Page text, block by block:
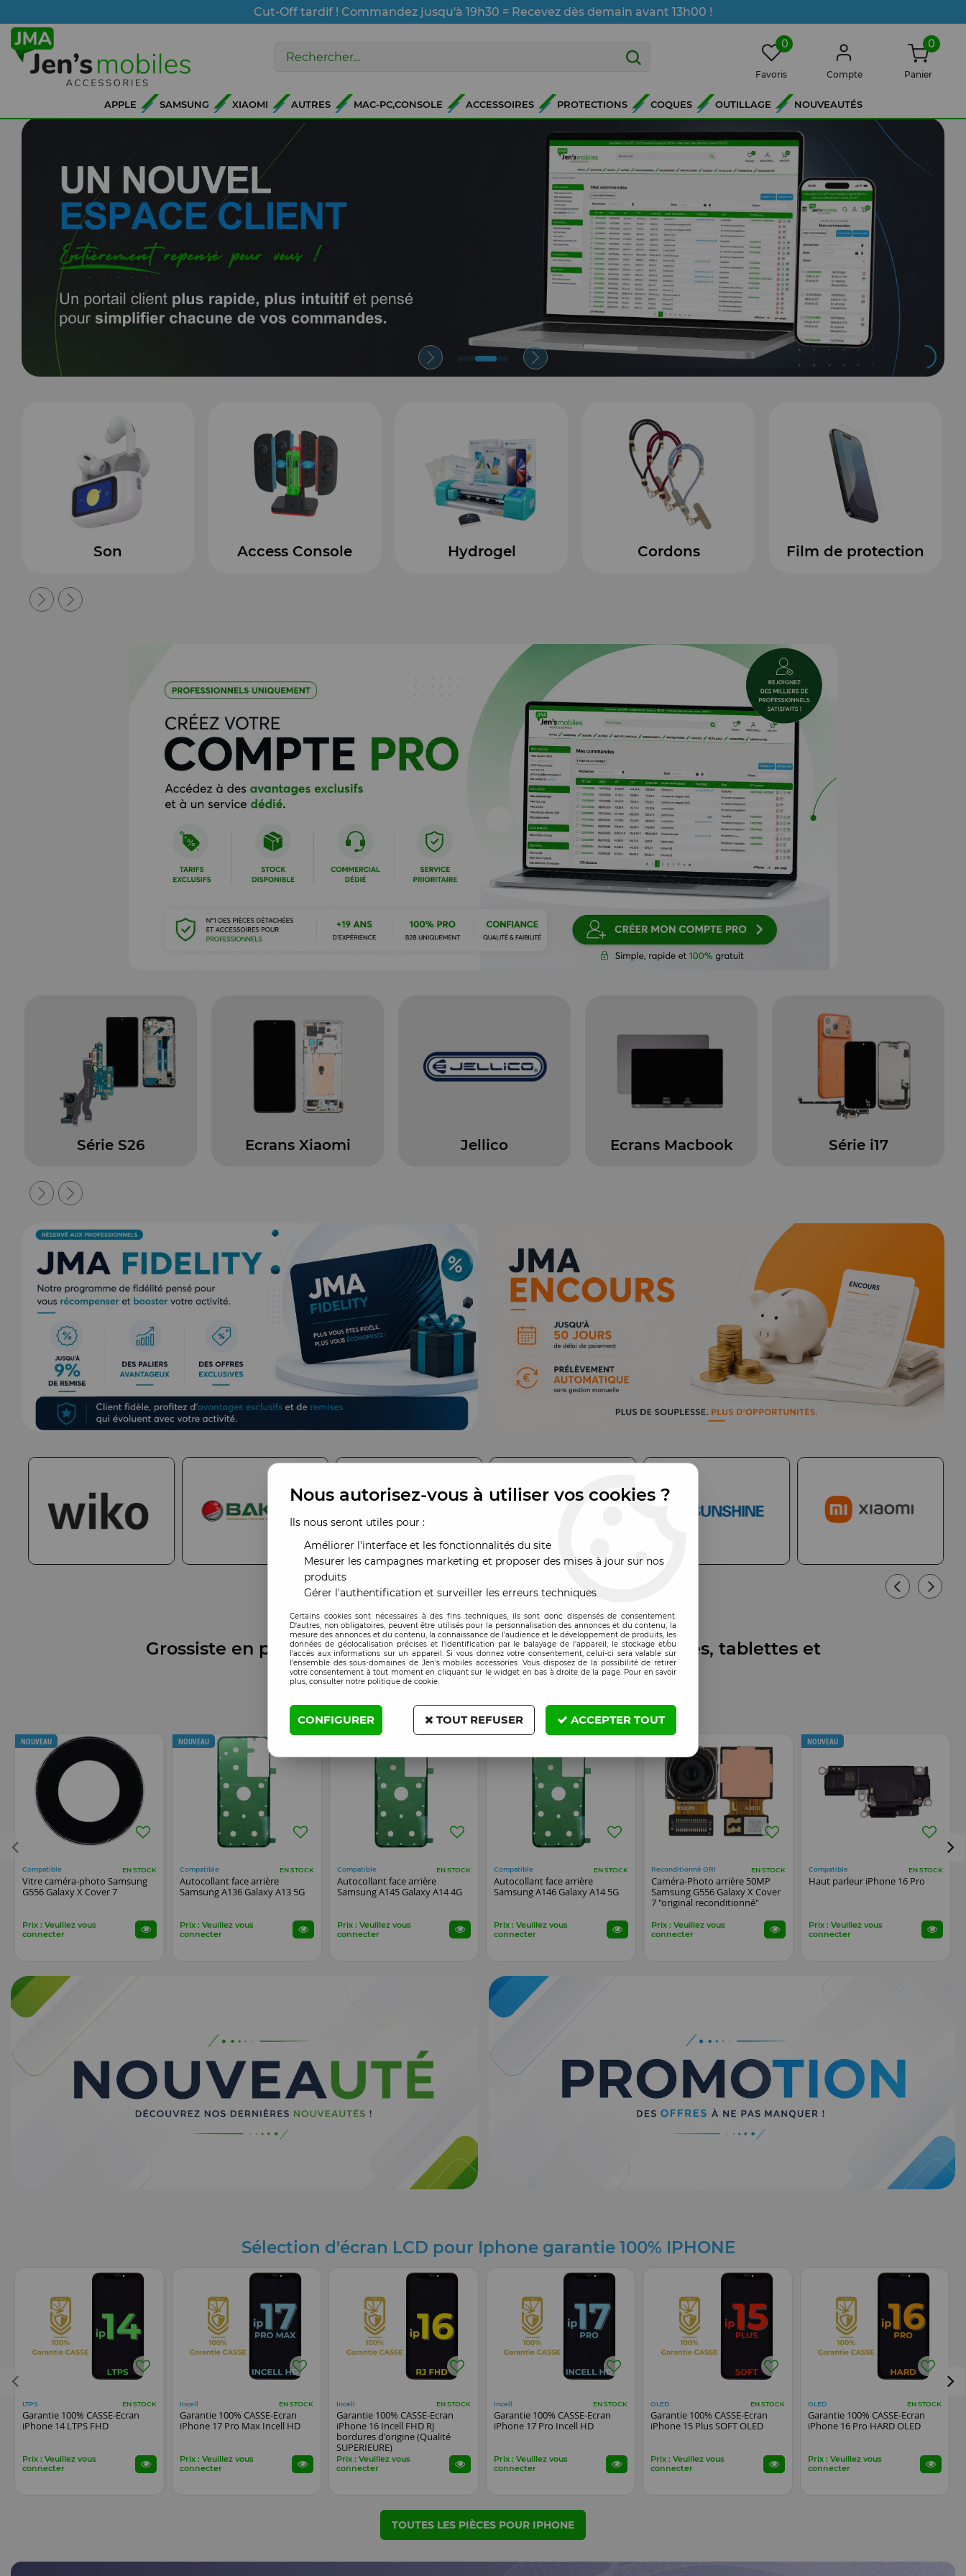
Cut-Off tardif ! Commandez jusqu'à 19h30 = Recevez dès demain avant 13h00 !
0
Favoris Compte
0
Panier
APPLE SAMSUNG XIAOMI AUTRES MAC-PC,CONSOLE ACCESSOIRES PROTECTIONS COQUES OUTILLAGE NOUVEAUTÉS
Access Console Hydrogel Cordons Film de protection Coque
Ecrans Xiaomi Jellico Ecrans Macbook Série i17 100% Garantie
Grossiste en pièces détachées et accessoires pour smartphones, tablettes et
informatique
Nos Nouveautés
NOUVEAU
Compatible EN STOCK
Vitre caméra-photo Samsung
G556 Galaxy X Cover 7
Prix : Veuillez vous
connecter
NOUVEAU
Compatible EN STOCK
Autocollant face arrière
Samsung A136 Galaxy A13 5G
Prix : Veuillez vous
connecter
Compatible EN STOCK
Autocollant face arrière
Samsung A145 Galaxy A14 4G
Prix : Veuillez vous
connecter
Compatible EN STOCK
Autocollant face arrière
Samsung A146 Galaxy A14 5G
Prix : Veuillez vous
connecter
Reconditionné ORI EN STOCK
Caméra-Photo arrière 50MP
Samsung G556 Galaxy X Cover
7 "original reconditionné"
Prix : Veuillez vous
connecter
NOUVEAU
Compatible EN STOCK
Haut parleur iPhone 16 Pro
Prix : Veuillez vous
connecter
Sélection d'écran LCD pour Iphone garantie 100% IPHONE
LTPS EN STOCK
Garantie 100% CASSE-Ecran
iPhone 14 LTPS FHD
Prix : Veuillez vous
connecter
Incell EN STOCK
Garantie 100% CASSE-Ecran
iPhone 17 Pro Max Incell HD
Prix : Veuillez vous
connecter
Incell EN STOCK
Garantie 100% CASSE-Ecran
iPhone 16 Incell FHD RJ
bordures d'origine (Qualité
SUPERIEURE)
Prix : Veuillez vous
connecter
Incell EN STOCK
Garantie 100% CASSE-Ecran
iPhone 17 Pro Incell HD
Prix : Veuillez vous
connecter
OLED EN STOCK
Garantie 100% CASSE-Ecran
iPhone 15 Plus SOFT OLED
Prix : Veuillez vous
connecter
OLED EN STOCK
Garantie 100% CASSE-Ecran
iPhone 16 Pro HARD OLED
Prix : Veuillez vous
connecter
TOUTES LES PIÈCES POUR IPHONE
Nous autorisez-vous à utiliser vos cookies ?
Ils nous seront utiles pour :
Améliorer l'interface et les fonctionnalités du site
Mesurer les campagnes marketing et proposer des mises à jour sur nos
produits
Gérer l'authentification et surveiller les erreurs techniques
Certains cookies sont nécessaires à des fins techniques, ils sont donc dispensés de consentement.
D'autres, non obligatoires, peuvent être utilisés pour la personnalisation des annonces et du contenu, la
mesure des annonces et du contenu, la connaissance de l'audience et le développement de produits, les
données de géolocalisation précises et l'identification par le balayage de l'appareil, le stockage et/ou
l'accès aux informations sur un appareil. Si vous donnez votre consentement, celui-ci sera valable sur
l’ensemble des sous-domaines de Jen's mobiles accessories. Vous disposez de la possibilité de retirer
votre consentement à tout moment en cliquant sur le widget en bas à droite de la page. Pour en savoir
plus, consulter notre politique de cookie.
CONFIGURER TOUT REFUSER ACCEPTER TOUT